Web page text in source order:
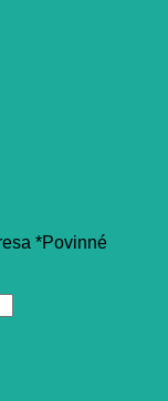
*Povinné